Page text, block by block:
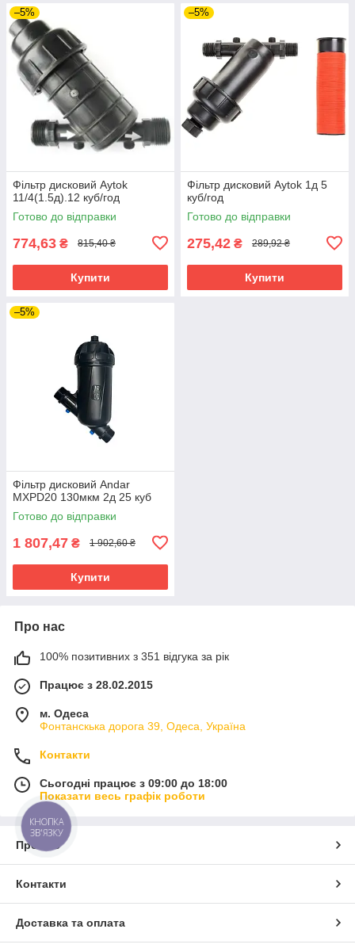
–5%
Фільтр дисковий Aytok
11/4(1.5д).12 куб/год
Готово до відправки
774,63 ₴ 815,40 ₴
Купити
–5%
Фільтр дисковий Aytok 1д 5
куб/год
Готово до відправки
275,42 ₴ 289,92 ₴
Купити
–5%
Фільтр дисковий Andar
MXPD20 130мкм 2д 25 куб
Готово до відправки
1 807,47 ₴ 1 902,60 ₴
Купити
Про нас
100% позитивних з 351 відгука за рік
Працює з 28.02.2015
м. Одеса
Фонтанскька дорога 39, Одеса, Україна
Контакти
Сьогодні працює з 09:00 до 18:00
Показати весь графік роботи
Про нас
Контакти
Доставка та оплата
КНОПКА
ЗВ'ЯЗКУ